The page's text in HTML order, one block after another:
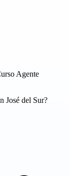
Agente
José del Sur?